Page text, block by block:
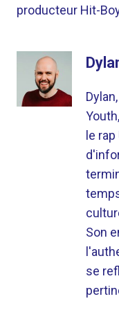
producteur Hit-
le
Son
se